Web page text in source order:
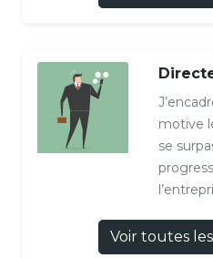
motive
se
Voir toutes